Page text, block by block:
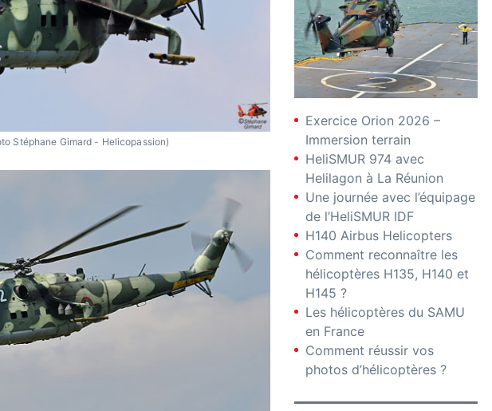
Stéphane Gimard - Helicopassion)
Exercice Orion 2026 –
Immersion terrain
HeliSMUR 974 avec
Helilagon à La Réunion
Une journée avec l’équipage
de l’HeliSMUR IDF
H140 Airbus Helicopters
Comment reconnaître les
hélicoptères H135, H140 et
H145 ?
Les hélicoptères du SAMU
en France
Comment réussir vos
photos d’hélicoptères ?